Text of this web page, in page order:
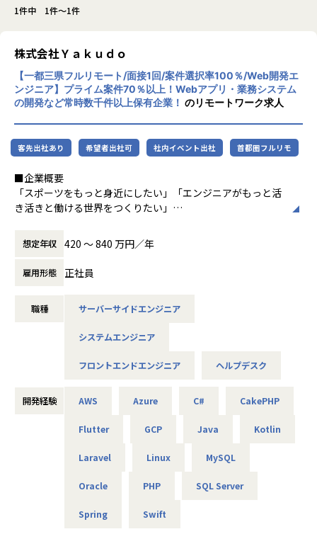
1件中 1件～1件
株式会社Ｙａｋｕｄｏ
【一都三県フルリモート/面接1回/案件選択率100％/Web開発エ
ンジニア】プライム案件70％以上！Webアプリ・業務システム
の開発など常時数千件以上保有企業！ のリモートワーク求人
客先出社あり 希望者出社可 社内イベント出社 首都圏フルリモ
■企業概要
「スポーツをもっと身近にしたい」「エンジニアがもっと活
き活きと働ける世界をつくりたい」
Yakudoの原点は、代表の及川とCTOの川野が居酒屋で交わ
した会話でした。
「スポーツ関係の面白いサービスがあったらいいのに」
「ITの力があれば、もっとスポーツを身近に感じてもらえる
二人ともスポーツが大好きで、及川は小学3年生から続けて
みを掛け合わせれば、スポーツの楽しさをもっと多くの人に
その熱量のまま、2019年8月に株式会社Yakudoを設立しまし
Yakudoに関わるすべての人に活力を与え、一人ひとりが活き
いという願いが込められています。
2021年には、自社プロダクトとしてスポーツSNSアプリ「YA
チーム管理や対戦相手の募集、試合記録など、スポーツのあ
想定年収 420 〜 840 万円／年
雇用形態 正社員
職種 サーバーサイドエンジニア
システムエンジニア
フロントエンドエンジニア ヘルプデスク
開発経験 AWS Azure C# CakePHP
Flutter GCP Java Kotlin
Laravel Linux MySQL
Oracle PHP SQL Server
Spring Swift